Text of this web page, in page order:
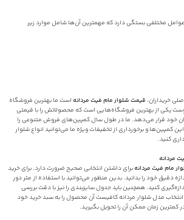
مختلفی بستگی دارد که مهمترین آن‌ها شامل موارد زیر
خریداران، قیمت شلوار مام فیت مردانهاست ما بهترین فروشگاه
یکی از بهترین فروشگاه‌هایی است که محصولاتش را با قیمتی
خود قرار می‌دهد. ما در طول سال کمپین‌های فروش متنوعی را
کمپین‌ها و برخورداری از تخفیفات ویژه ما می‌توانید انواع شلوار
کنید.
مردانه
مام فیت مردانهبرای داشتن انتخابی صحیح ضرورت دارد. برای خرید
دقیق خود را بدانید. بدین منظور می‌توانید با استفاده از متر دور
کنید. همچنین باید جدول سایزبندی را نیز با دقت بررسی
انتخاب مدلشلوار مردانهکافیست آن محصول را به سبد خرید خود
کمترین زمان ممکن آن را تحویل بگیرید.